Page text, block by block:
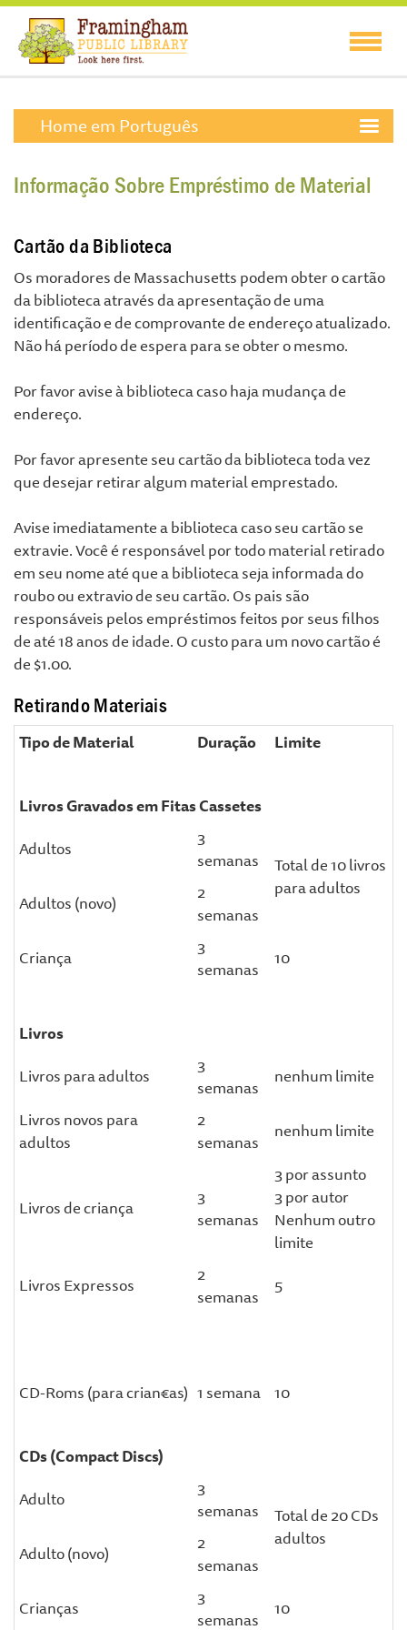
Home em Português
Informação Sobre Empréstimo de Material
Cartão da Biblioteca
Os moradores de Massachusetts podem obter o cartão
da biblioteca através da apresentação de uma
identificação e de comprovante de endereço atualizado.
Não há período de espera para se obter o mesmo.
Por favor avise à biblioteca caso haja mudança de
endereço.
Por favor apresente seu cartão da biblioteca toda vez
que desejar retirar algum material emprestado.
Avise imediatamente a biblioteca caso seu cartão se
extravie. Você é responsável por todo material retirado
em seu nome até que a biblioteca seja informada do
roubo ou extravio de seu cartão. Os pais são
responsáveis pelos empréstimos feitos por seus filhos
de até 18 anos de idade. O custo para um novo cartão é
de $1.00.
Retirando Materiais
Tipo de Material
Duração Limite
Livros Gravados em Fitas Cassetes
Adultos
3
semanas
Total de 10 livros
para adultos
Adultos (novo)
2
semanas
Criança
3
semanas
10
Livros
Livros para adultos
3
semanas
nenhum limite
Livros novos para
adultos
2
semanas
nenhum limite
Livros de criança
3
semanas
3 por assunto
3 por autor
Nenhum outro
limite
Livros Expressos
2
semanas
5
CD-Roms (para crian€as) 1 semana 10
CDs (Compact Discs)
Adulto
3
semanas
Total de 20 CDs
adultos
Adulto (novo)
2
semanas
Crianças
3
semanas
10